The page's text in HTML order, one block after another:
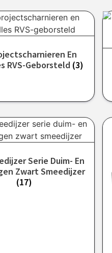
En
RVS-Geborsteld (3)
Serie Duim- En
Zwart Smeedijzer
(17)